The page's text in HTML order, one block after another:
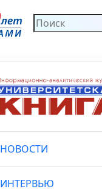
НОВОСТИ
ИНТЕРВЬЮ